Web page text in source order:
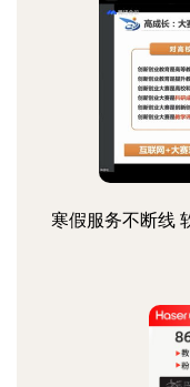
寒假服务不断线